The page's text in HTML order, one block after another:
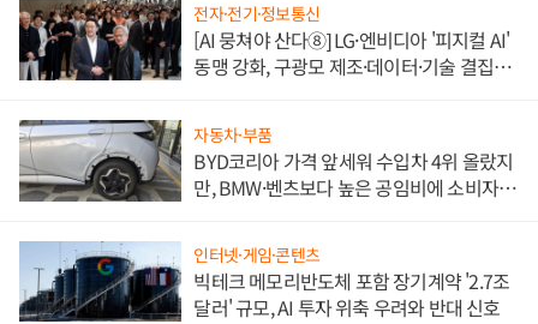
전자·전기·정보통신
[AI 뭉쳐야 산다⑧] LG·엔비디아 '피지컬 AI'
동맹 강화, 구광모 제조·데이터·기술 결집
자동차·부품
BYD코리아 가격 앞세워 수입차 4위 올랐지
만, BMW·벤츠보다 높은 공임비에 소비자
인터넷·게임·콘텐츠
빅테크 메모리반도체 포함 장기계약 '2.7조
달러' 규모, AI 투자 위축 우려와 반대 신호